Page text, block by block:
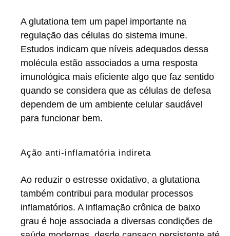
A glutationa tem um papel importante na
regulação das células do sistema imune.
Estudos indicam que níveis adequados dessa
molécula estão associados a uma resposta
imunológica mais eficiente algo que faz sentido
quando se considera que as células de defesa
dependem de um ambiente celular saudável
para funcionar bem.
Ação anti-inflamatória indireta
Ao reduzir o estresse oxidativo, a glutationa
também contribui para modular processos
inflamatórios. A inflamação crônica de baixo
grau é hoje associada a diversas condições de